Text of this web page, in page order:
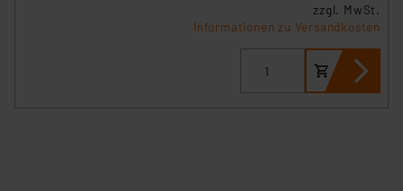
zzgl. MwSt.
Informationen zu Versandkosten